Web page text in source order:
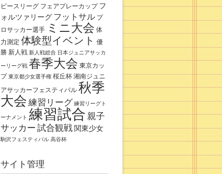
ピースリーグ フェアプレーカップ フ
ォルツァリーグ フットサル プ
ロサッカー選手 ミニ大会 体
力測定 体験型イベント 優
勝 新人戦 新人戦総合 日本ジュニアサッカ
ーリーグ戦 春季大会 東京カッ
プ 東京都少女選手権 桜丘杯湘南ジュニ
アサッカーフェスティバル秋季
大会練習リーグ 練習リーグト
ーナメント 練習試合親子
サッカー試合観戦関東少女
駒沢フェスティバル 高谷杯
サイト管理